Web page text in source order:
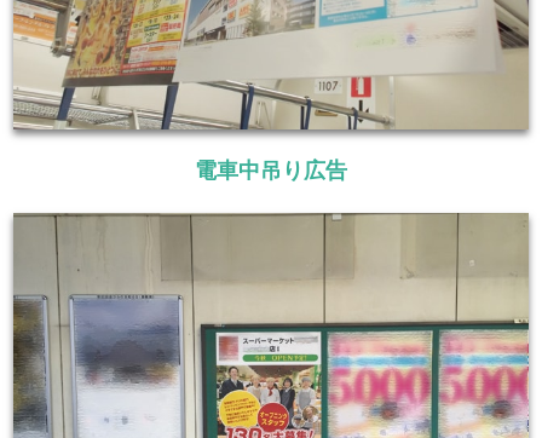
電車中吊り広告